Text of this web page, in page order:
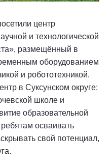
центр
и технологической
размещённый в
оборудованием
и робототехникой.
в Суксунском округе:
школе и
образовательной
осваивать
свой потенциал,